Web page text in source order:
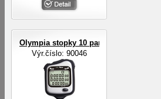
Olympia stopky 10 pamětí na
Výr.číslo: 90046